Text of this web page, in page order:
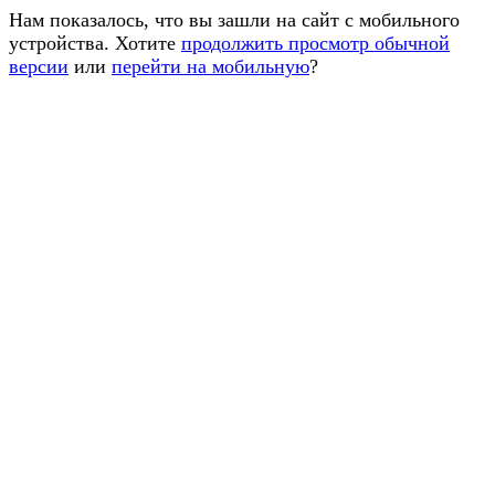
Нам показалось, что вы зашли на сайт с мобильного
устройства. Хотите продолжить просмотр обычной
версии или перейти на мобильную?